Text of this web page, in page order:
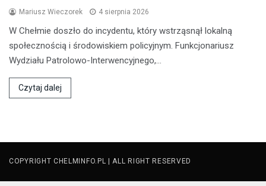
Mariusz Wieczorek 4 sierpnia 2026
W Chełmie doszło do incydentu, który wstrząsnął lokalną
społecznością i środowiskiem policyjnym. Funkcjonariusz
Wydziału Patrolowo-Interwencyjnego,…
Czytaj dalej
COPYRIGHT CHELMINFO.PL | ALL RIGHT RESERVED